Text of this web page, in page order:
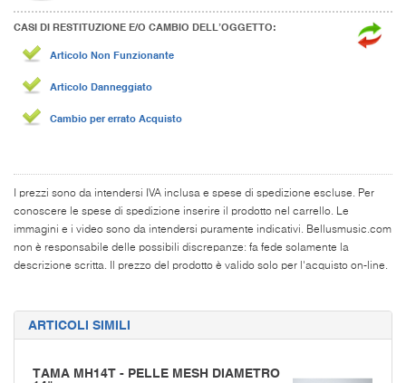
CASI DI RESTITUZIONE E/O CAMBIO DELL’OGGETTO:
Articolo Non Funzionante
Articolo Danneggiato
Cambio per errato Acquisto
I prezzi sono da intendersi IVA inclusa e spese di spedizione escluse. Per
conoscere le spese di spedizione inserire il prodotto nel carrello. Le
immagini e i video sono da intendersi puramente indicativi. Bellusmusic.com
non è responsabile delle possibili discrepanze: fa fede solamente la
descrizione scritta. Il prezzo del prodotto è valido solo per l'acquisto on-line.
ARTICOLI SIMILI
TAMA MH14T - PELLE MESH DIAMETRO